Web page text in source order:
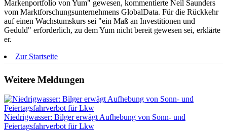
Markenportfolio von Yum" gewesen, kommentierte Neil Saunders
vom Marktforschungsunternehmens GlobalData. Für die Rückkehr
auf einen Wachstumskurs sei "ein Maß an Investitionen und
Geduld" erforderlich, zu dem Yum nicht bereit gewesen sei, erklärte
er.
Zur Startseite
Weitere Meldungen
Niedrigwasser: Bilger erwägt Aufhebung von Sonn- und
Feiertagsfahrverbot für Lkw